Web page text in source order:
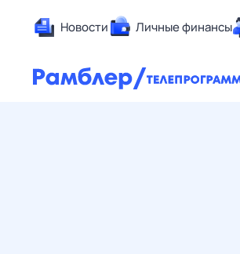
Новости Личные финансы